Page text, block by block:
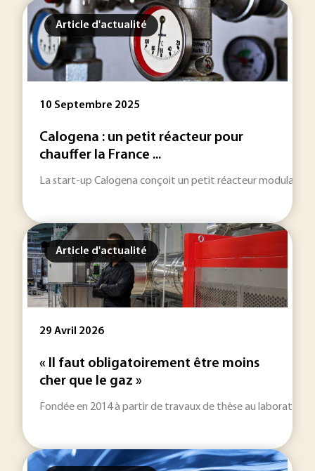
Article d'actualité
10 Septembre 2025
Calogena : un petit réacteur pour
chauffer la France ...
La start-up Calogena conçoit un petit réacteur modulaire
Article d'actualité
29 Avril 2026
« Il faut obligatoirement être moins
cher que le gaz »
Fondée en 2014 à partir de travaux de thèse au laboratoire